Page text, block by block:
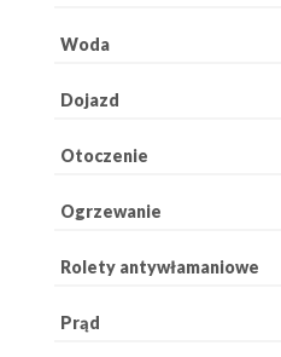
Woda
Dojazd
Otoczenie
Ogrzewanie
Rolety antywłamaniowe
Prąd